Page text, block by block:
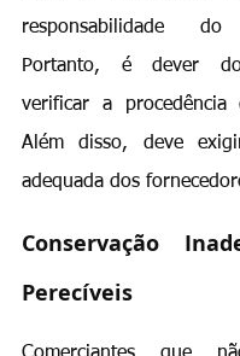
responsabilidade do
Portanto, é dever do
verificar a procedência
Além disso, deve
adequada dos
Conservação
Perecíveis